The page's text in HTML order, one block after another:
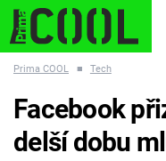
ESCAPE PLNEJ KOTEL
Prima COOL ■ Tech
Facebook
delší dobu